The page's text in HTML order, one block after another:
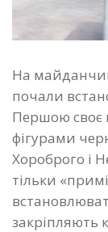
На
почали
Першою своє
фігурами
Хороброго і
тільки
закріпляють